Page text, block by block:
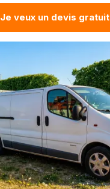
Je veux un devis gratuit